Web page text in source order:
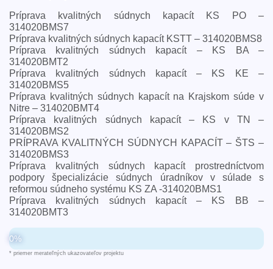
Príprava kvalitných súdnych kapacít KS PO –
314020BMS7
Príprava kvalitných súdnych kapacít KSTT – 314020BMS8
Príprava kvalitných súdnych kapacít – KS BA –
314020BMT2
Príprava kvalitných súdnych kapacít – KS KE –
314020BMS5
Príprava kvalitných súdnych kapacít na Krajskom súde v
Nitre – 314020BMT4
Príprava kvalitných súdnych kapacít – KS v TN –
314020BMS2
PRÍPRAVA KVALITNÝCH SÚDNYCH KAPACÍT – ŠTS –
314020BMS3
Príprava kvalitných súdnych kapacít prostredníctvom
podpory špecializácie súdnych úradníkov v súlade s
reformou súdneho systému KS ZA -314020BMS1
Príprava kvalitných súdnych kapacít – KS BB –
314020BMT3
0%
* priemer merateľných ukazovateľov projektu